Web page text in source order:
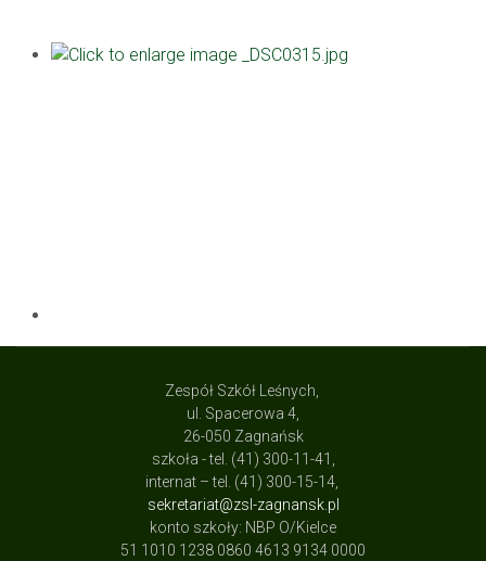
Zespół Szkół Leśnych,
ul. Spacerowa 4,
26-050 Zagnańsk
szkoła - tel. (41) 300-11-41,
internat – tel. (41) 300-15-14,
sekretariat@zsl-zagnansk.pl
konto szkoły: NBP O/Kielce
51 1010 1238 0860 4613 9134 0000